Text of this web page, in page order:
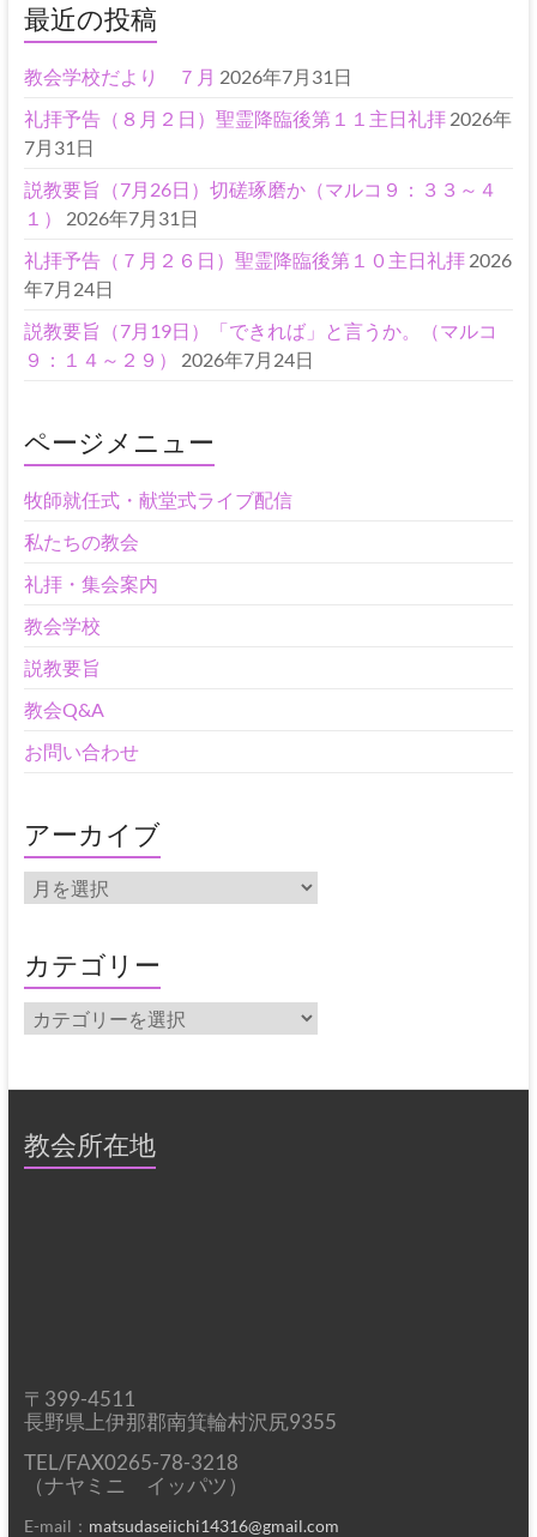
最近の投稿
教会学校だより ７月 2026年7月31日
礼拝予告（８月２日）聖霊降臨後第１１主日礼拝 2026年
7月31日
説教要旨（7月26日）切磋琢磨か（マルコ９：３３～４
１）
2026年7月31日
礼拝予告（７月２６日）聖霊降臨後第１０主日礼拝 2026
年7月24日
説教要旨（7月19日）「できれば」と言うか。（マルコ
９：１４～２９）
2026年7月24日
ページメニュー
牧師就任式・献堂式ライブ配信
私たちの教会
礼拝・集会案内
教会学校
説教要旨
教会Q&A
お問い合わせ
アーカイブ
ア
ー
イ
ブ
カテゴリー
カ
テ
教会所在地
〒399-4511
長野県上伊那郡南箕輪村沢尻9355
TEL/FAX0265-78-3218
（ナヤミニ イッパツ）
E-mail： matsudaseiichi14316@gmail.com